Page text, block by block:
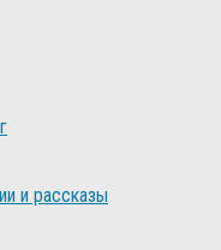
и рассказы